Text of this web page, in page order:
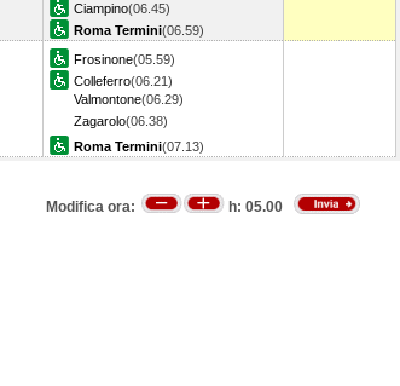
Ciampino(06.45)
Roma Termini(06.59)
Frosinone(05.59)
Colleferro(06.21)
Valmontone(06.29)
Zagarolo(06.38)
Roma Termini(07.13)
Modifica ora: h: 05.00